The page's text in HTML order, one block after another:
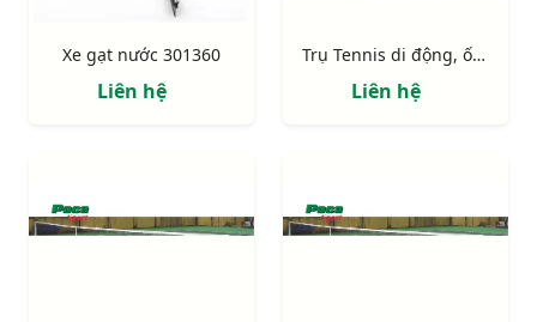
Xe gạt nước 301360
Liên hệ
Trụ Tennis di động, ống kẽm
Liên hệ